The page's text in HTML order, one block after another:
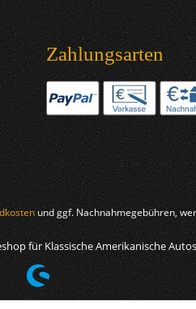
Zahlungsarten
und ggf. Nachnahmegebühren,
für Klassische Amerikanische